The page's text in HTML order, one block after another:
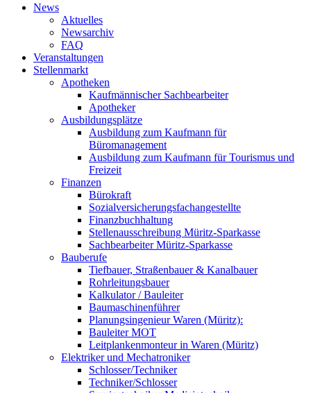
News
Aktuelles
Newsarchiv
FAQ
Veranstaltungen
Stellenmarkt
Apotheken
Kaufmännischer Sachbearbeiter
Apotheker
Ausbildungsplätze
Ausbildung zum Kaufmann für
Büromanagement
Ausbildung zum Kaufmann für Tourismus und
Freizeit
Finanzen
Bürokraft
Sozialversicherungsfachangestellte
Finanzbuchhaltung
Stellenausschreibung Müritz-Sparkasse
Sachbearbeiter Müritz-Sparkasse
Bauberufe
Tiefbauer, Straßenbauer & Kanalbauer
Rohrleitungsbauer
Kalkulator / Bauleiter
Baumaschinenführer
Planungsingenieur Waren (Müritz):
Bauleiter MOT
Leitplankenmonteur in Waren (Müritz)
Elektriker und Mechatroniker
Schlosser/Techniker
Techniker/Schlosser